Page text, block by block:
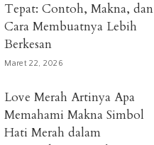
Tepat: Contoh, Makna, dan
Cara Membuatnya Lebih
Berkesan
Maret 22, 2026
Love Merah Artinya Apa
Memahami Makna Simbol
Hati Merah dalam